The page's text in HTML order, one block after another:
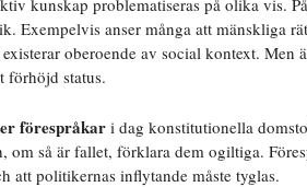
Exempelvis anser många att mänskliga
oberoende av social kontext. Men
förhöjd status.
förespråkari dag konstitutionella
om så är fallet, förklara dem ogiltiga.
att politikernas inflytande måste tyglas.